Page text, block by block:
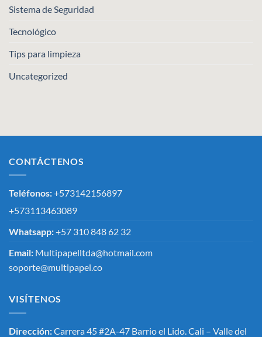
Sistema de Seguridad
Tecnológico
Tips para limpieza
Uncategorized
CONTÁCTENOS
Teléfonos:+573142156897
+573113463089
Whatsapp:+57 310 848 62 32
Email: Multipapelltda@hotmail.com
soporte@multipapel.co
VISÍTENOS
Dirección:Carrera 45 #2A-47 Barrio el Lido. Cali – Valle del